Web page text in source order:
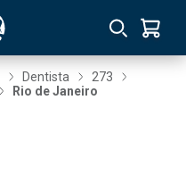
Dentista
273
Rio de Janeiro